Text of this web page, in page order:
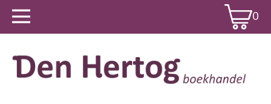
0